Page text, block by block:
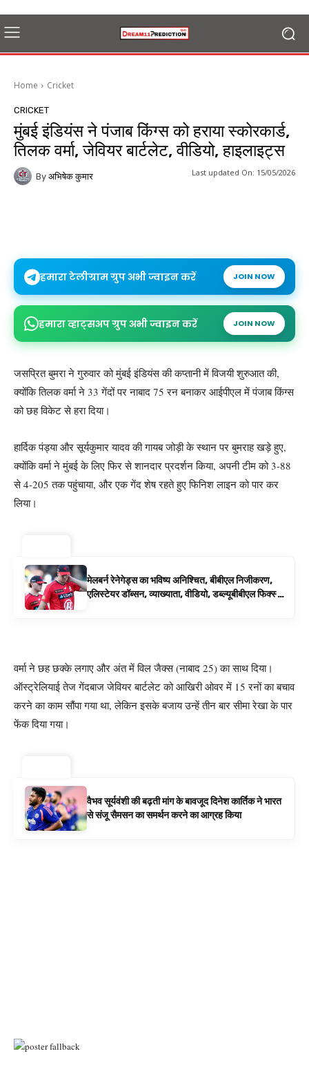
Home Cricket
CRICKET
मुंबई इंडियंस ने पंजाब किंग्स को हराया स्कोरकार्ड,
तिलक वर्मा, जेवियर बार्टलेट, वीडियो, हाइलाइट्स
By अभिषेक कुमार Last updated On: 15/05/2026
हमारा टेलीग्राम ग्रुप अभी ज्वाइन करें JOIN NOW
हमारा व्हाट्सअप ग्रुप अभी ज्वाइन करें JOIN NOW
जसप्रित बुमरा ने गुरुवार को मुंबई इंडियंस की कप्तानी में विजयी शुरुआत की,
क्योंकि तिलक वर्मा ने 33 गेंदों पर नाबाद 75 रन बनाकर आईपीएल में पंजाब किंग्स
को छह विकेट से हरा दिया।
हार्दिक पंड्या और सूर्यकुमार यादव की गायब जोड़ी के स्थान पर बुमराह खड़े हुए,
क्योंकि वर्मा ने मुंबई के लिए फिर से शानदार प्रदर्शन किया, अपनी टीम को 3-88
से 4-205 तक पहुंचाया, और एक गेंद शेष रहते हुए फिनिश लाइन को पार कर
लिया।
मेलबर्न रेनेगेड्स का भविष्य अनिश्चित, बीबीएल निजीकरण,
एलिस्टेयर डॉब्सन, व्याख्याता, वीडियो, डब्ल्यूबीबीएल फिक्स्चर
वर्मा ने छह छक्के लगाए और अंत में विल जैक्स (नाबाद 25) का साथ दिया।
ऑस्ट्रेलियाई तेज गेंदबाज जेवियर बार्टलेट को आखिरी ओवर में 15 रनों का बचाव
करने का काम सौंपा गया था, लेकिन इसके बजाय उन्हें तीन बार सीमा रेखा के पार
फेंक दिया गया।
वैभव सूर्यवंशी की बढ़ती मांग के बावजूद दिनेश कार्तिक ने भारत
से संजू सैमसन का समर्थन करने का आग्रह किया